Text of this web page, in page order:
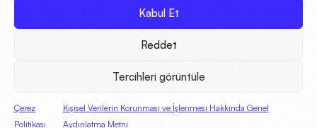
Kabul Et
Reddet
Tercihleri görüntüle
Çerez
Politikası
Kişisel Verilerin Korunması ve İşlenmesi Hakkında Genel
Aydınlatma Metni
Başvuru
© 2026 Mefa Endüstri